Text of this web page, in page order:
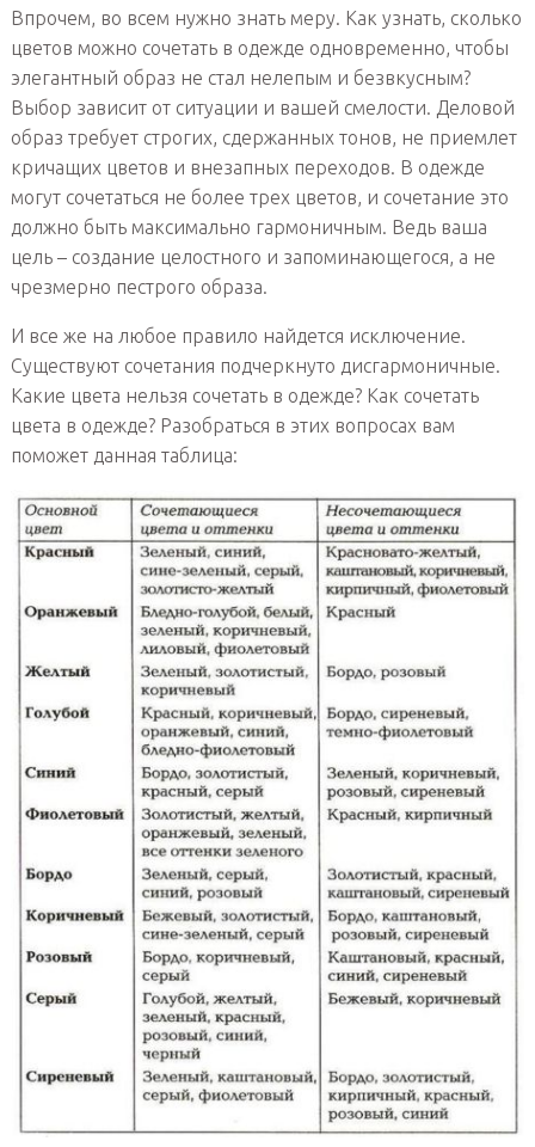
Впрочем, во всем нужно знать меру. Как узнать, сколько
цветов можно сочетать в одежде одновременно, чтобы
элегантный образ не стал нелепым и безвкусным?
Выбор зависит от ситуации и вашей смелости. Деловой
образ требует строгих, сдержанных тонов, не приемлет
кричащих цветов и внезапных переходов. В одежде
могут сочетаться не более трех цветов, и сочетание это
должно быть максимально гармоничным. Ведь ваша
цель – создание целостного и запоминающегося, а не
чрезмерно пестрого образа.
И все же на любое правило найдется исключение.
Существуют сочетания подчеркнуто дисгармоничные.
Какие цвета нельзя сочетать в одежде? Как сочетать
цвета в одежде? Разобраться в этих вопросах вам
поможет данная таблица: